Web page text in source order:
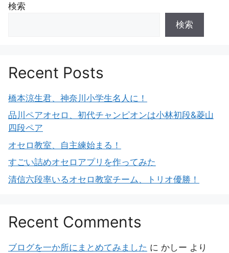
検索
検索
Recent Posts
橋本涼生君、神奈川小学生名人に！
品川ペアオセロ、初代チャンピオンは小林初段&菱山
四段ペア
オセロ教室、自主練始まる！
すごい詰めオセロアプリを作ってみた
清信六段率いるオセロ教室チーム、トリオ優勝！
Recent Comments
ブログを一か所にまとめてみました に かしー より